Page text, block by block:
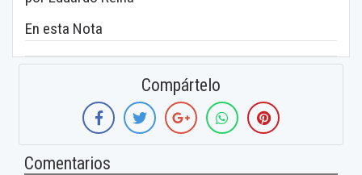
En esta Nota
Compártelo
Comentarios